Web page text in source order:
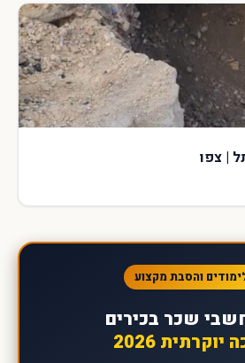
| צפו
והסבת מקצוע
שכר בכירים
2026